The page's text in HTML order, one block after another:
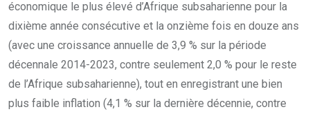
économique le plus élevé d’Afrique subsaharienne pour la
dixième année consécutive et la onzième fois en douze ans
(avec une croissance annuelle de 3,9 % sur la période
décennale 2014-2023, contre seulement 2,0 % pour le reste
de l’Afrique subsaharienne), tout en enregistrant une bien
plus faible inflation (4,1 % sur la dernière décennie, contre